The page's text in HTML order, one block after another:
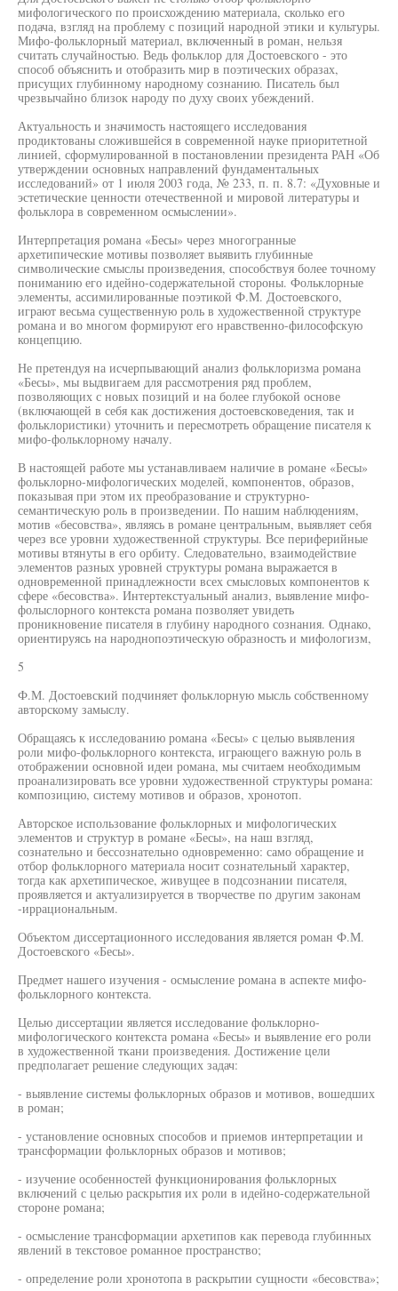
мифологического по происхождению материала, сколько его
подача, взгляд на проблему с позиций народной этики и культуры.
Мифо-фольклорный материал, включенный в роман, нельзя
считать случайностью. Ведь фольклор для Достоевского - это
способ объяснить и отобразить мир в поэтических образах,
присущих глубинному народному сознанию. Писатель был
чрезвычайно близок народу по духу своих убеждений.
Актуальность и значимость настоящего исследования
продиктованы сложившейся в современной науке приоритетной
линией, сформулированной в постановлении президента РАН «Об
утверждении основных направлений фундаментальных
исследований» от 1 июля 2003 года, № 233, п. п. 8.7: «Духовные и
эстетические ценности отечественной и мировой литературы и
фольклора в современном осмыслении».
Интерпретация романа «Бесы» через многогранные
архетипические мотивы позволяет выявить глубинные
символические смыслы произведения, способствуя более точному
пониманию его идейно-содержательной стороны. Фольклорные
элементы, ассимилированные поэтикой Ф.М. Достоевского,
играют весьма существенную роль в художественной структуре
романа и во многом формируют его нравственно-философскую
концепцию.
Не претендуя на исчерпывающий анализ фольклоризма романа
«Бесы», мы выдвигаем для рассмотрения ряд проблем,
позволяющих с новых позиций и на более глубокой основе
(включающей в себя как достижения достоевсковедения, так и
фольклористики) уточнить и пересмотреть обращение писателя к
мифо-фольклорному началу.
В настоящей работе мы устанавливаем наличие в романе «Бесы»
фольклорно-мифологических моделей, компонентов, образов,
показывая при этом их преобразование и структурно-
семантическую роль в произведении. По нашим наблюдениям,
мотив «бесовства», являясь в романе центральным, выявляет себя
через все уровни художественной структуры. Все периферийные
мотивы втянуты в его орбиту. Следовательно, взаимодействие
элементов разных уровней структуры романа выражается в
одновременной принадлежности всех смысловых компонентов к
сфере «бесовства». Интертекстуальный анализ, выявление мифо-
фолыслорного контекста романа позволяет увидеть
проникновение писателя в глубину народного сознания. Однако,
ориентируясь на народнопоэтическую образность и мифологизм,
5
Ф.М. Достоевский подчиняет фольклорную мысль собственному
авторскому замыслу.
Обращаясь к исследованию романа «Бесы» с целью выявления
роли мифо-фольклорного контекста, играющего важную роль в
отображении основной идеи романа, мы считаем необходимым
проанализировать все уровни художественной структуры романа:
композицию, систему мотивов и образов, хронотоп.
Авторское использование фольклорных и мифологических
элементов и структур в романе «Бесы», на наш взгляд,
сознательно и бессознательно одновременно: само обращение и
отбор фольклорного материала носит сознательный характер,
тогда как архетипическое, живущее в подсознании писателя,
проявляется и актуализируется в творчестве по другим законам
-иррациональным.
Объектом диссертационного исследования является роман Ф.М.
Достоевского «Бесы».
Предмет нашего изучения - осмысление романа в аспекте мифо-
фольклорного контекста.
Целью диссертации является исследование фольклорно-
мифологического контекста романа «Бесы» и выявление его роли
в художественной ткани произведения. Достижение цели
предполагает решение следующих задач:
- выявление системы фольклорных образов и мотивов, вошедших
в роман;
- установление основных способов и приемов интерпретации и
трансформации фольклорных образов и мотивов;
- изучение особенностей функционирования фольклорных
включений с целью раскрытия их роли в идейно-содержательной
стороне романа;
- осмысление трансформации архетипов как перевода глубинных
явлений в текстовое романное пространство;
- определение роли хронотопа в раскрытии сущности «бесовства»;